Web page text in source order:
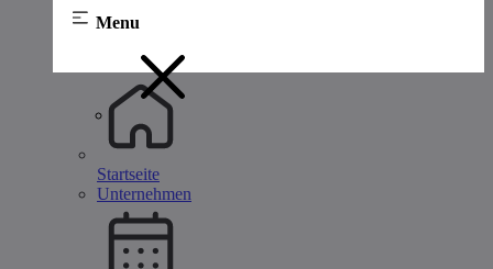
Menu
Startseite
Unternehmen